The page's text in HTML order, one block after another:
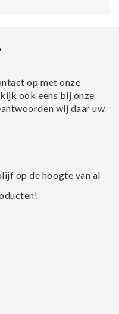
op met onze
ook eens bij onze
wij daar uw
op de hoogte van al